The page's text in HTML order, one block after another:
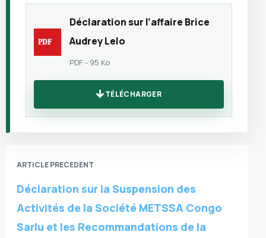
Déclaration sur l’affaire Brice
Audrey Lelo
PDF - 95 Ko
TÉLÉCHARGER
ARTICLE PRECEDENT
Déclaration sur la Suspension des
Activités de la Société METSSA Congo
Sarlu et les Recommandations de la